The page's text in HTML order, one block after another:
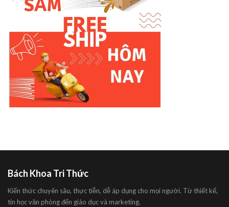
Bách Khoa Tri Thức
Kiến thức chuyên sâu, thực tiễn, dễ áp dụng cho mọi người. Từ thiết kế,
tin học văn phòng đến giáo dục và marketing.